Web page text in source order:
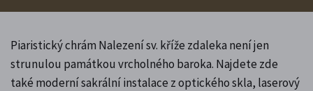
Piaristický chrám Nalezení sv. kříže zdaleka není jen
strunulou památkou vrcholného baroka. Najdete zde
také moderní sakrální instalace z optického skla, laserový